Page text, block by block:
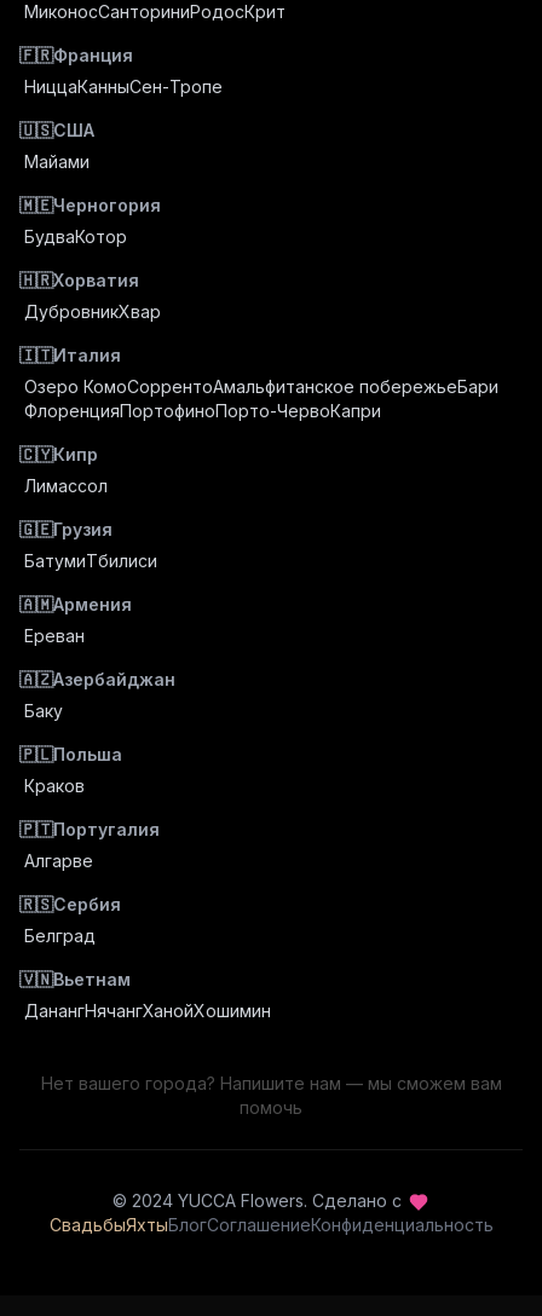
МиконосСанториниРодосКрит
🇫🇷Франция
НиццаКанныСен-Тропе
🇺🇸США
Майами
🇲🇪Черногория
БудваКотор
🇭🇷Хорватия
ДубровникХвар
🇮🇹Италия
Озеро КомоСоррентоАмальфитанское побережьеБари
ФлоренцияПортофиноПорто-ЧервоКапри
🇨🇾Кипр
Лимассол
🇬🇪Грузия
БатумиТбилиси
🇦🇲Армения
Ереван
🇦🇿Азербайджан
Баку
🇵🇱Польша
Краков
🇵🇹Португалия
Алгарве
🇷🇸Сербия
Белград
🇻🇳Вьетнам
ДанангНячангХанойХошимин
Нет вашего города? Напишите нам — мы сможем вам
помочь
© 2024 YUCCA Flowers. Сделано с
СвадьбыЯхтыБлогСоглашениеКонфиденциальность